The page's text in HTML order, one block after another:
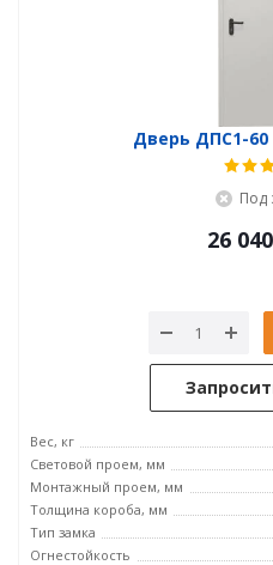
Под
26 040
Вес, кг
Световой проем, мм
Монтажный проем, мм
Толщина короба, мм
Тип замка
Огнестойкость